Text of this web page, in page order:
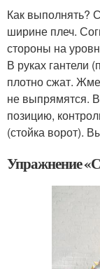
Как выполнять?
ширине плеч.
стороны на
В руках гантели
плотно сжат.
не выпрямятся.
позицию,
(стойка ворот).
Упражнение